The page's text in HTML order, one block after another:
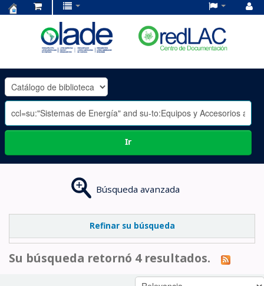
OLADE
-
Ir
Búsqueda avanzada
Refinar su búsqueda
Su búsqueda retornó 4 resultados.